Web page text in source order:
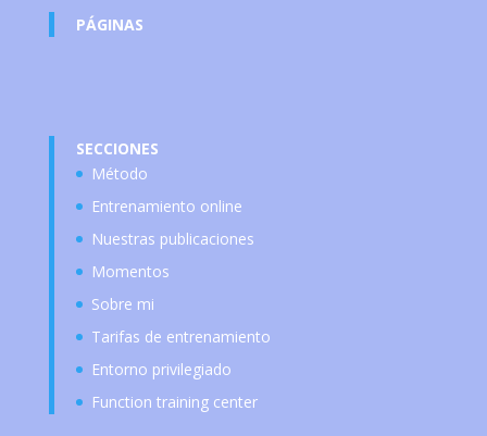
PÁGINAS
SECCIONES
Método
Entrenamiento online
Nuestras publicaciones
Momentos
Sobre mi
Tarifas de entrenamiento
Entorno privilegiado
Function training center